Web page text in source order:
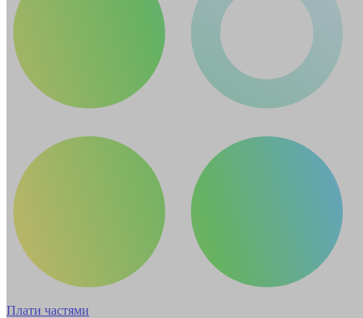
Плати частями